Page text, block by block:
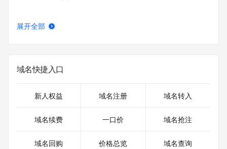
展开全部
域名快捷入口
新人权益 域名注册 域名转入
域名续费 一口价 域名抢注
域名回购 价格总览 域名查询